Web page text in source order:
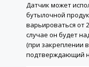
Датчик может
бутылочной
варьироваться от
случае он будет
(при закреплении
подтверждающий